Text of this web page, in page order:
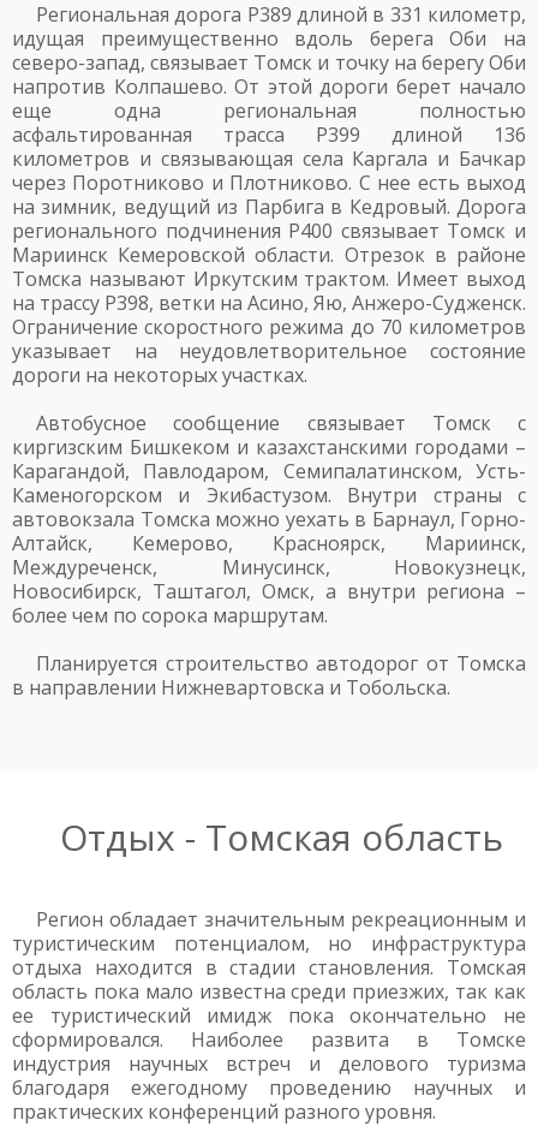
Региональная дорога Р389 длиной в 331 километр,
идущая преимущественно вдоль берега Оби на
северо-запад, связывает Томск и точку на берегу Оби
напротив Колпашево. От этой дороги берет начало
еще одна региональная полностью
асфальтированная трасса Р399 длиной 136
километров и связывающая села Каргала и Бачкар
через Поротниково и Плотниково. С нее есть выход
на зимник, ведущий из Парбига в Кедровый. Дорога
регионального подчинения Р400 связывает Томск и
Мариинск Кемеровской области. Отрезок в районе
Томска называют Иркутским трактом. Имеет выход
на трассу Р398, ветки на Асино, Яю, Анжеро-Судженск.
Ограничение скоростного режима до 70 километров
указывает на неудовлетворительное состояние
дороги на некоторых участках.
Автобусное сообщение связывает Томск с
киргизским Бишкеком и казахстанскими городами –
Карагандой, Павлодаром, Семипалатинском, Усть-
Каменогорском и Экибастузом. Внутри страны с
автовокзала Томска можно уехать в Барнаул, Горно-
Алтайск, Кемерово, Красноярск, Мариинск,
Междуреченск, Минусинск, Новокузнецк,
Новосибирск, Таштагол, Омск, а внутри региона –
более чем по сорока маршрутам.
Планируется строительство автодорог от Томска
в направлении Нижневартовска и Тобольска.
Отдых - Томская область
Регион обладает значительным рекреационным и
туристическим потенциалом, но инфраструктура
отдыха находится в стадии становления. Томская
область пока мало известна среди приезжих, так как
ее туристический имидж пока окончательно не
сформировался. Наиболее развита в Томске
индустрия научных встреч и делового туризма
благодаря ежегодному проведению научных и
практических конференций разного уровня.